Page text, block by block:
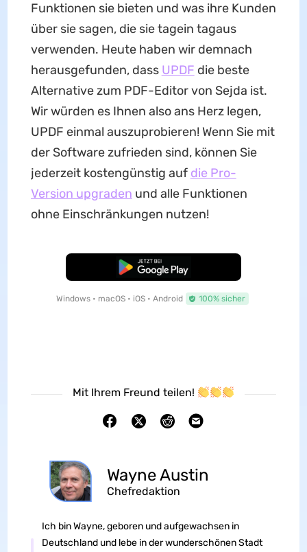
Funktionen sie bieten und was ihre Kunden
über sie sagen, die sie tagein tagaus
verwenden. Heute haben wir demnach
herausgefunden, dass UPDF die beste
Alternative zum PDF-Editor von Sejda ist.
Wir würden es Ihnen also ans Herz legen,
UPDF einmal auszuprobieren! Wenn Sie mit
der Software zufrieden sind, können Sie
jederzeit kostengünstig auf die Pro-
Version upgraden und alle Funktionen
ohne Einschränkungen nutzen!
Kostenloser Download
Windows • macOS • iOS • Android 100% sicher
Mit Ihrem Freund teilen!
Wayne Austin
Chefredaktion
Ich bin Wayne, geboren und aufgewachsen in
Deutschland und lebe in der wunderschönen Stadt